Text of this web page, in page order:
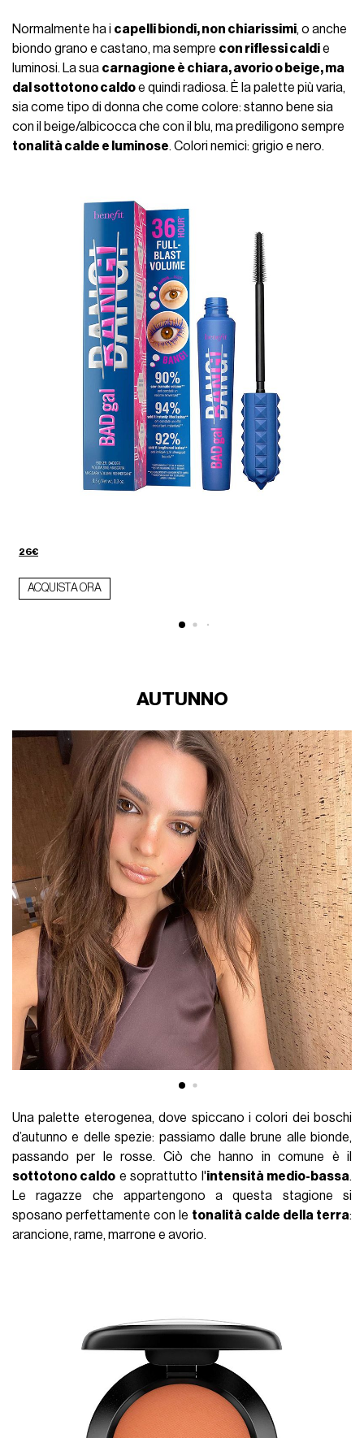
Normalmente ha i capelli biondi, non chiarissimi, o anche
biondo grano e castano, ma sempre con riflessi caldie
luminosi. La sua carnagione è chiara, avorio o beige, ma
dal sottotono caldoe quindi radiosa. È la palette più varia,
sia come tipo di donna che come colore: stanno bene sia
con il beige/albicocca che con il blu, ma prediligono sempre
tonalità calde e luminose. Colori nemici: grigio e nero.
26€
ACQUISTA ORA
AUTUNNO
Una palette eterogenea, dove spiccano i colori dei boschi
d’autunno e delle spezie: passiamo dalle brune alle bionde,
passando per le rosse. Ciò che hanno in comune è il
sottotono caldo e soprattutto l'intensità medio-bassa.
Le ragazze che appartengono a questa stagione si
sposano perfettamente con le tonalità calde della terra:
arancione, rame, marrone e avorio.